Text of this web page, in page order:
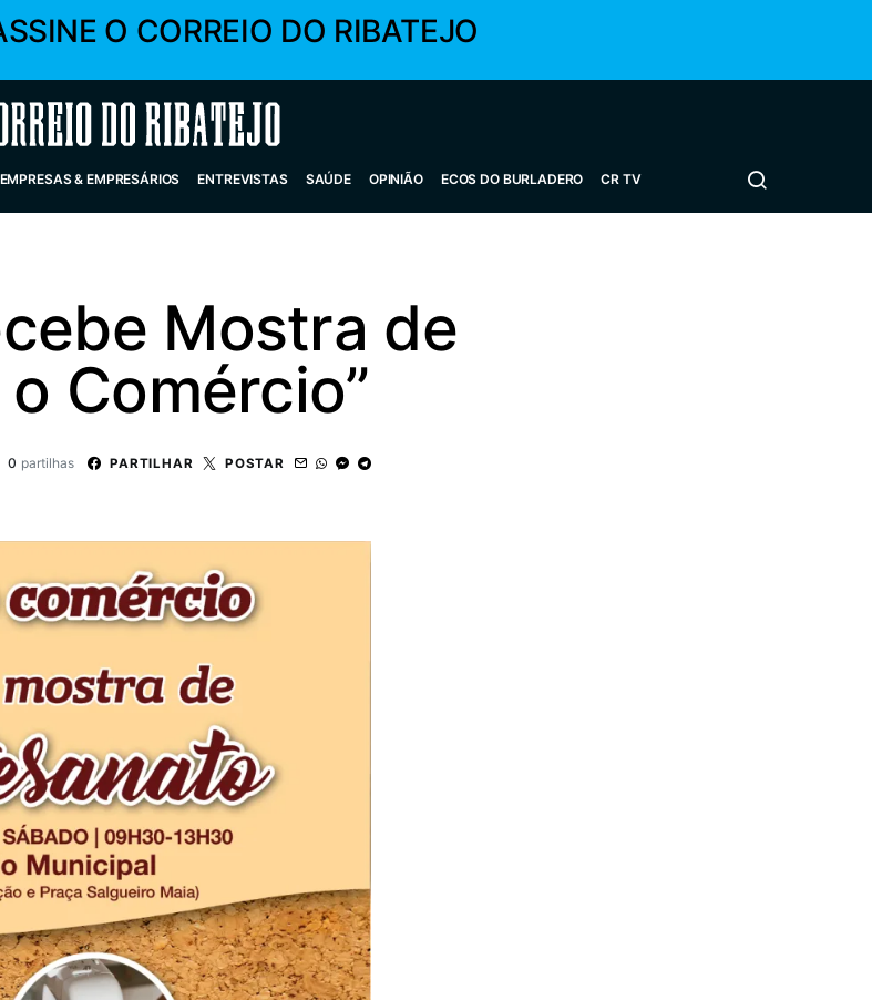
O CORREIO DO RIBATEJO
do Ribatejo
EMPRESAS & EMPRESÁRIOS ENTREVISTAS SAÚDE OPINIÃO ECOS DO BURLADERO CR TV
Mostra de
Comércio”
0 partilhas PARTILHAR POSTAR